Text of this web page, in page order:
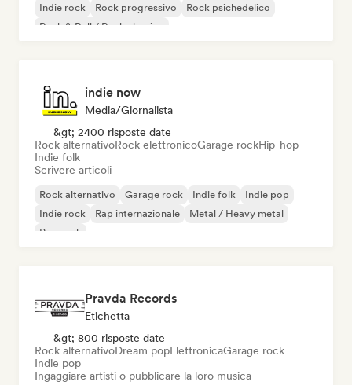
Indie rock
Rock progressivo
Rock psichedelico
Rock & Roll / Rock classico
indie now
Media/Giornalista
&gt; 2400 risposte date
Rock alternativoRock elettronicoGarage rockHip-hop
Indie folk
Scrivere articoli
Rock alternativo Garage rock Indie folk
Indie pop
Indie rock
Rap internazionale
Metal / Heavy metal
Pop rock
Pravda Records
Etichetta
&gt; 800 risposte date
Rock alternativoDream popElettronicaGarage rock
Indie pop
Ingaggiare artisti o pubblicare la loro musica